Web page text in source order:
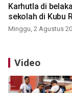
Karhutla di
sekolah di Kubu
Minggu, 2 Agustus
Video